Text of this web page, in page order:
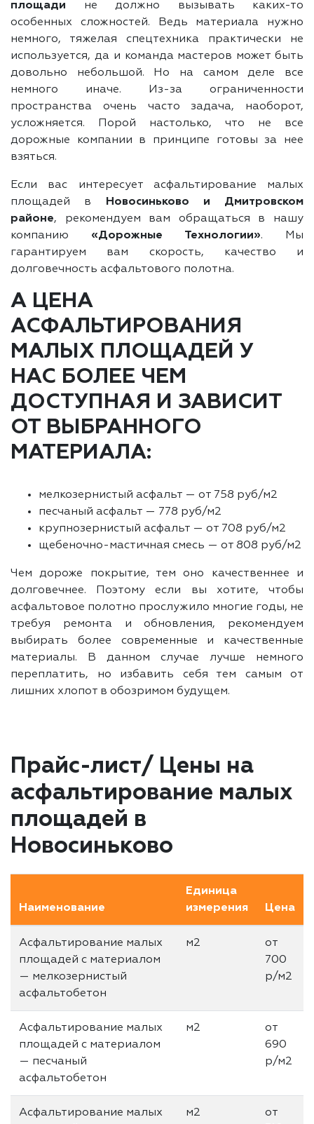
площади не должно вызывать каких-то
особенных сложностей. Ведь материала нужно
немного, тяжелая спецтехника практически не
используется, да и команда мастеров может быть
довольно небольшой. Но на самом деле все
немного иначе. Из-за ограниченности
пространства очень часто задача, наоборот,
усложняется. Порой настолько, что не все
дорожные компании в принципе готовы за нее
взяться.
Если вас интересует асфальтирование малых
площадей в
Новосиньково и Дмитровском
районе, рекомендуем вам обращаться в нашу
компанию «Дорожные Технологии». Мы
гарантируем вам скорость, качество и
долговечность асфальтового полотна.
А ЦЕНА
АСФАЛЬТИРОВАНИЯ
МАЛЫХ ПЛОЩАДЕЙ У
НАС БОЛЕЕ ЧЕМ
ДОСТУПНАЯ И ЗАВИСИТ
ОТ ВЫБРАННОГО
МАТЕРИАЛА:
мелкозернистый асфальт — от 758 руб/м2
песчаный асфальт — 778 руб/м2
крупнозернистый асфальт — от 708 руб/м2
щебеночно-мастичная смесь — от 808 руб/м2
Чем дороже покрытие, тем оно качественнее и
долговечнее. Поэтому если вы хотите, чтобы
асфальтовое полотно прослужило многие годы, не
требуя ремонта и обновления, рекомендуем
выбирать более современные и качественные
материалы. В данном случае лучше немного
переплатить, но избавить себя тем самым от
лишних хлопот в обозримом будущем.
Прайс-лист/ Цены на
асфальтирование малых
площадей в
Новосиньково
Наименование
Единица
измерения
Цена
Асфальтирование малых
площадей с материалом
— мелкозернистый
асфальтобетон
м2
от
700
р/м2
Асфальтирование малых
площадей с материалом
— песчаный
асфальтобетон
м2
от
690
р/м2
Асфальтирование малых
м2
от